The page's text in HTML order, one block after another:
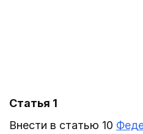
Статья 1
Внести в статью 10